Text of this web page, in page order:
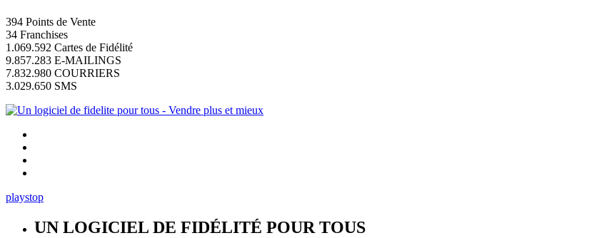
394 Points de Vente
34 Franchises
1.069.592 Cartes de Fidélité
9.857.283 E-MAILINGS
7.832.980 COURRIERS
3.029.650 SMS
playstop
UN LOGICIEL DE FIDÉLITÉ POUR TOUS